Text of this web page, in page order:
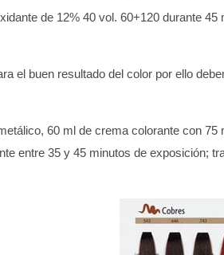
de 12% 40 vol. 60+120 durante 45
el buen resultado del color por ello
60 ml de crema colorante con
entre 35 y 45 minutos de exposición;